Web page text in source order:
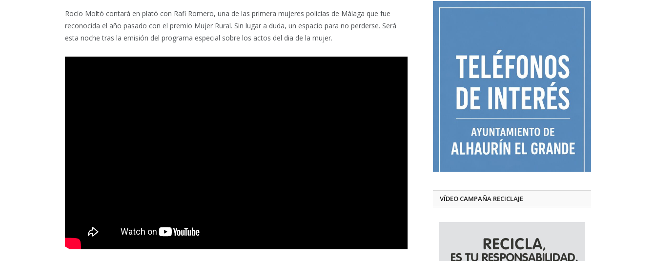
Rocío Moltó contará en plató con Rafi Romero, una de las primera mujeres policías de Málaga que fue
reconocida el año pasado con el premio Mujer Rural. Sin lugar a duda, un espacio para no perderse. Será
esta noche tras la emisión del programa especial sobre los actos del dia de la mujer.
VÍDEO CAMPAÑA RECICLAJE